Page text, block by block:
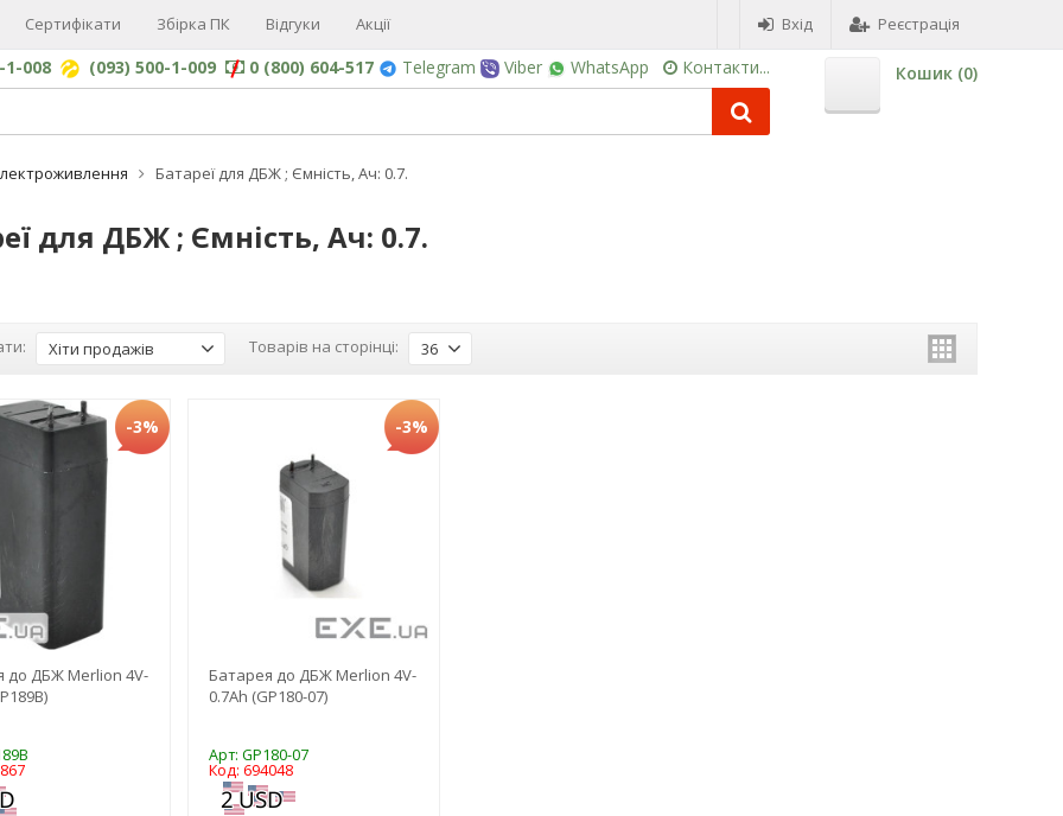
Сертифікати Збірка ПК Відгуки Акції Вхід Реєстрація
1-008 (093) 500-1-009 0 (800) 604-517 Telegram Viber WhatsApp Контакти... Кошик (0)
Батареї для ДБЖ ; Ємність, Ач: 0.7.
для ДБЖ ; Ємність, Ач: 0.7.
Хіти продажів Товарів на сторінці: 36
-3%
до ДБЖ Merlion 4V-
-3%
Батарея до ДБЖ Merlion 4V-
0.7Ah (GP180-07)
Арт: GP180-07
Код: 694048